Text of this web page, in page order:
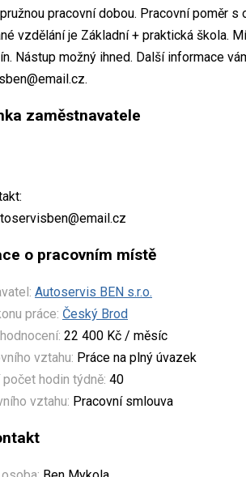
pracovní dobou. Pracovní poměr
vzdělání je Základní + praktická škola.
Nástup možný ihned. Další informace
zaměstnavatele
o pracovním místě
Autoservis BEN s.r.o.
práce: Český Brod
22 400 Kč / měsíc
vztahu: Práce na plný úvazek
hodin týdně: 40
vztahu: Pracovní smlouva